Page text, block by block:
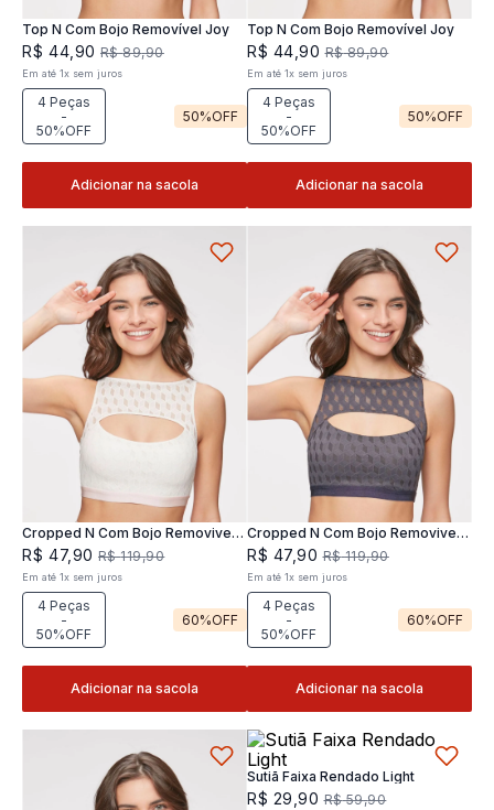
Top N Com Bojo Removível Joy
R$ 44,90 R$ 89,90
Em até1x sem juros
4 Peças
-
50%OFF
50%OFF
Adicionar na sacola
Top N Com Bojo Removível Joy
R$ 44,90 R$ 89,90
Em até 1x sem juros
4 Peças
-
50%OFF
50%OFF
Adicionar na sacola
Cropped N Com Bojo Removivel
Joy
R$ 47, 90 R$ 119,90
Em até1x sem juros
4 Peças
-
50%OFF
60%OFF
Adicionar na sacola
Cropped N Com Bojo Removivel
Joy
R$ 47,90 R$ 119,90
Em até 1x sem juros
4 Peças
-
50%OFF
60%OFF
Adicionar na sacola
Sutiã Faixa Rendado Light
R$ 29 ,90 R$ 59,90